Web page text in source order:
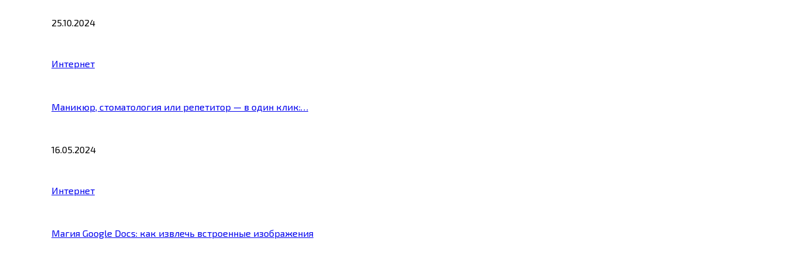
25.10.2024
Интернет
Маникюр, стоматология или репетитор — в один клик:…
16.05.2024
Интернет
Магия Google Docs: как извлечь встроенные изображения